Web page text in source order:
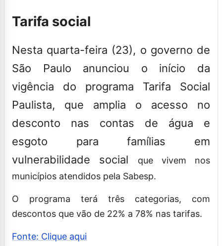
Tarifa social
Nesta quarta-feira (23), o governo de
São Paulo anunciou o início da
vigência do programa Tarifa Social
Paulista, que amplia o acesso no
desconto nas contas de água e
esgoto para famílias em
vulnerabilidade social
que vivem nos
municípios atendidos pela Sabesp.
O programa terá três categorias, com
descontos que vão de 22% a 78% nas tarifas.
Fonte: Clique aqui